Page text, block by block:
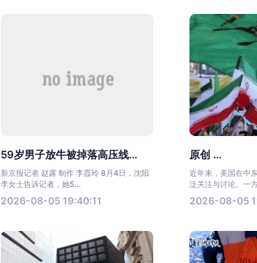
59岁男子放牛被掉落高压线...
新京报记者 赵露 制作 李霞玲 8月4日，沈阳
李女士告诉记者，她5...
2026-08-05 19:40:11
原创 ...
近年来，美国在中
泛关注与讨论。一
2026-08-05